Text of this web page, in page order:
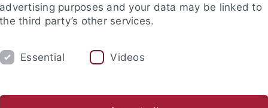
FORSCHUNG LEHRE
advertising purposes and your data may be linked to
the third party’s other services.
Essential Videos